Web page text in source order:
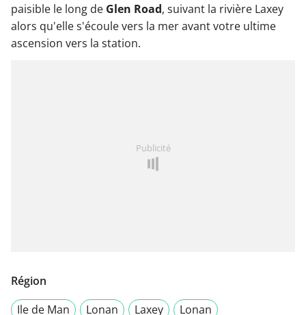
paisible le long de Glen Road, suivant la rivière Laxey
alors qu'elle s'écoule vers la mer avant votre ultime
ascension vers la station.
Publicité
Région
Ile de Man
Lonan Laxey Lonan